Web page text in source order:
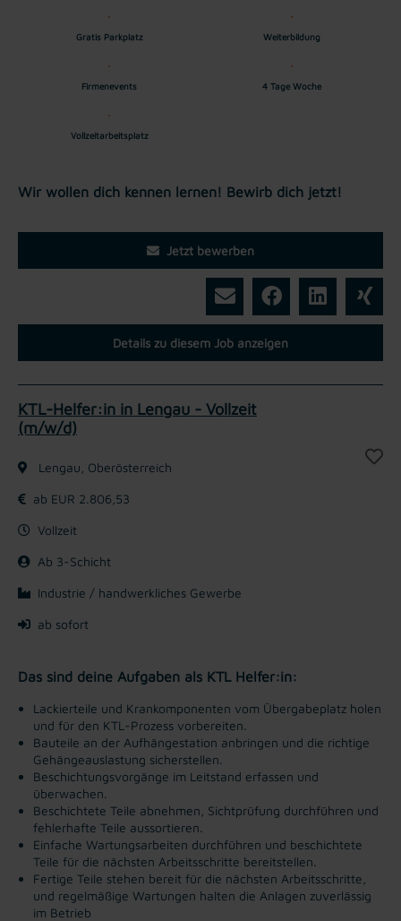
Gratis Parkplatz Weiterbildung
Firmenevents 4 Tage Woche
Vollzeitarbeitsplatz
Wir wollen dich kennen lernen! Bewirb dich jetzt!
Jetzt bewerben
Details zu diesem Job anzeigen
KTL-Helfer:in in Lengau - Vollzeit
(m/w/d)
Lengau, Oberösterreich
ab EUR 2.806,53
Vollzeit
Ab 3-Schicht
Industrie / handwerkliches Gewerbe
ab sofort
Das sind deine Aufgaben als KTL Helfer:in:
Lackierteile und Krankomponenten vom Übergabeplatz holen
und für den KTL-Prozess vorbereiten.
Bauteile an der Aufhängestation anbringen und die richtige
Gehängeauslastung sicherstellen.
Beschichtungsvorgänge im Leitstand erfassen und
überwachen.
Beschichtete Teile abnehmen, Sichtprüfung durchführen und
fehlerhafte Teile aussortieren.
Einfache Wartungsarbeiten durchführen und beschichtete
Teile für die nächsten Arbeitsschritte bereitstellen.
Fertige Teile stehen bereit für die nächsten Arbeitsschritte,
und regelmäßige Wartungen halten die Anlagen zuverlässig
im Betrieb